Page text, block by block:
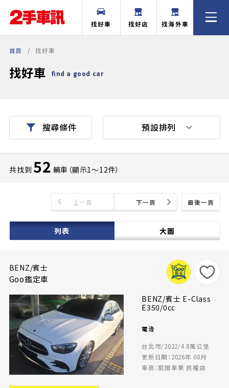
找好車 找好店 找海外車
首頁 找好車
找好車 find a good car
搜尋條件
共找到 52 輛車（顯示1〜12件）
最後一頁
上一頁 下一頁
列表 大圖
預設排列
BENZ/賓士
Goo鑑定車
BENZ/賓士 E-Class
E350/0cc
電洽
台北市/2022/4.8萬公里
更新日期：2026年 08月
車商：凱爾車業 民權店